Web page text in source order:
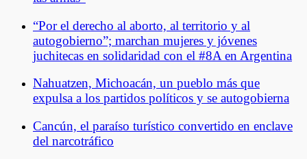
“Por el derecho al aborto, al territorio y al
autogobierno”; marchan mujeres y jóvenes
juchitecas en solidaridad con el #8A en Argentina
Nahuatzen, Michoacán, un pueblo más que
expulsa a los partidos políticos y se autogobierna
Cancún, el paraíso turístico convertido en enclave
del narcotráfico